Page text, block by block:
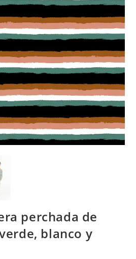
perchada de
blanco y